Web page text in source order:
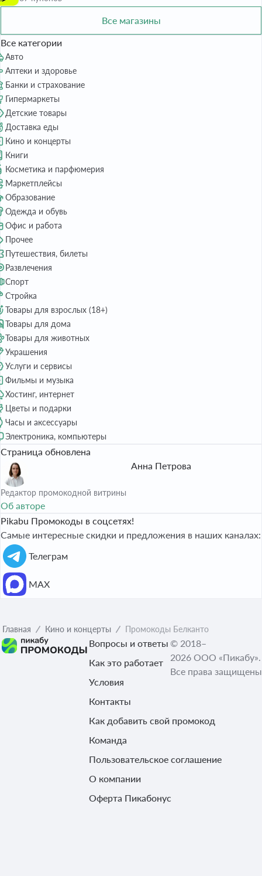
Все магазины
Все категории
Авто
Аптеки и здоровье
Банки и страхование
Гипермаркеты
Детские товары
Доставка еды
Кино и концерты
Книги
Косметика и парфюмерия
Маркетплейсы
Образование
Одежда и обувь
Офис и работа
Прочее
Путешествия, билеты
Развлечения
Спорт
Стройка
Товары для взрослых (18+)
Товары для дома
Товары для животных
Украшения
Услуги и сервисы
Фильмы и музыка
Хостинг, интернет
Цветы и подарки
Часы и аксессуары
Электроника, компьютеры
Страница обновлена
Анна Петрова
Редактор промокодной витрины
Об авторе
Pikabu Промокоды в соцсетях!
Самые интересные скидки и предложения в наших каналах:
Телеграм
МАХ
Главная Кино и концерты Промокоды Белканто
Вопросы и ответы
Как это работает
Условия
Контакты
Как добавить свой промокод
Команда
Пользовательское соглашение
О компании
Оферта Пикабонус
© 2018–
2026 ООО «Пикабу».
Все права защищены